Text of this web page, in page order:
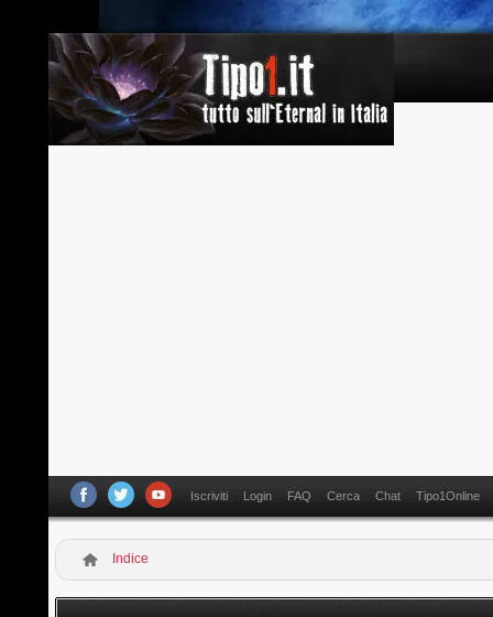
Iscriviti Login FAQ Cerca Chat Tipo1Online
Indice